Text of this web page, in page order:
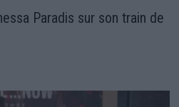
Paradis sur son train de